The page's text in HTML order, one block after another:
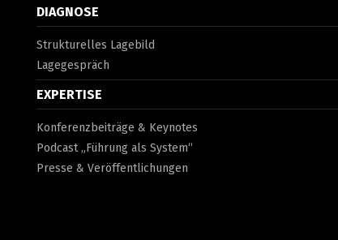
DIAGNOSE
Strukturelles Lagebild
Lagegespräch
EXPERTISE
Konferenzbeiträge & Keynotes
Podcast „Führung als System“
Presse & Veröffentlichungen